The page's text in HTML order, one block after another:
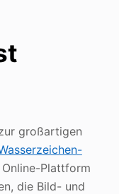
großartigen
Plattform
die Bild- und